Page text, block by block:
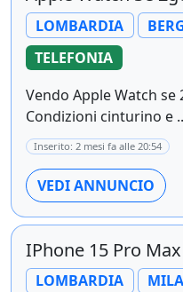
LOMBARDIA
TELEFONIA
Vendo Apple Watch
Condizioni cinturino e
Inserito: 2 mesi fa alle 20:54
VEDI ANNUNCIO
IPhone 15 Pro
LOMBARDIA